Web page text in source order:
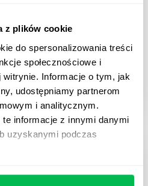
z plików cookie
do spersonalizowania treści
społecznościowe i
Informacje o tym, jak
udostępniamy partnerom
i analitycznym.
te informacje z innymi danymi
uzyskanymi podczas
to przeprojektowanie
technologii